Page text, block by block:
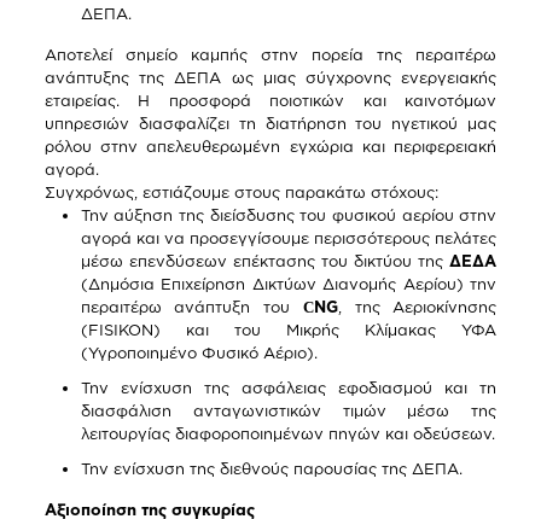
ΔΕΠΑ.
Αποτελεί σημείο καμπής στην πορεία της περαιτέρω
ανάπτυξης της ΔΕΠΑ ως μιας σύγχρονης ενεργειακής
εταιρείας. Η προσφορά ποιοτικών και καινοτόμων
υπηρεσιών διασφαλίζει τη διατήρηση του ηγετικού μας
ρόλου στην απελευθερωμένη εγχώρια και περιφερειακή
αγορά.
Συγχρόνως, εστιάζουμε στους παρακάτω στόχους:
Την αύξηση της διείσδυσης του φυσικού αερίου στην
αγορά και να προσεγγίσουμε περισσότερους πελάτες
μέσω επενδύσεων επέκτασης του δικτύου τηςΔΕΔΑ
(Δημόσια Επιχείρηση Δικτύων Διανομής Αερίου) την
περαιτέρω ανάπτυξη του СNG, της Αεριοκίνησης
(FISIKON) και του Μικρής Κλίμακας ΥΦΑ
(Υγροποιημένο Φυσικό Αέριο).
Την ενίσχυση της ασφάλειας εφοδιασμού και τη
διασφάλιση ανταγωνιστικών τιμών μέσω της
λειτουργίας διαφοροποιημένων πηγών και οδεύσεων.
Την ενίσχυση της διεθνούς παρουσίας της ΔΕΠΑ.
Αξιοποίηση της συγκυρίας